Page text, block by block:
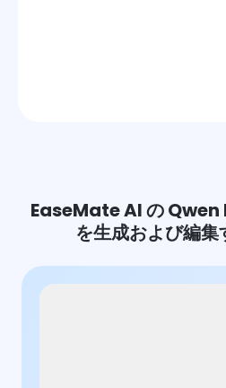
EaseMate AI の
を生成および編集